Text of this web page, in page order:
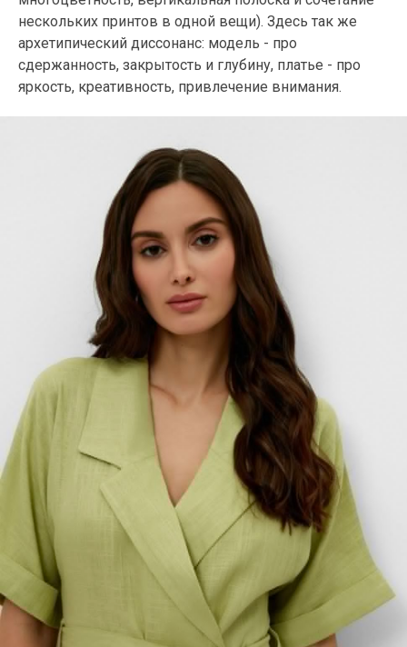
нескольких принтов в одной вещи). Здесь так же
архетипический диссонанс: модель - про
сдержанность, закрытость и глубину, платье - про
яркость, креативность, привлечение внимания.